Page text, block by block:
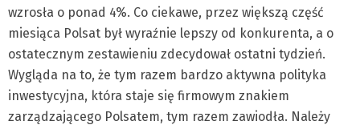
wzrosła o ponad 4%. Co ciekawe, przez większą część
miesiąca Polsat był wyraźnie lepszy od konkurenta, a o
ostatecznym zestawieniu zdecydował ostatni tydzień.
Wygląda na to, że tym razem bardzo aktywna polityka
inwestycyjna, która staje się firmowym znakiem
zarządzającego Polsatem, tym razem zawiodła. Należy